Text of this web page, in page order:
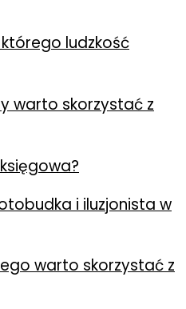
ludzkość
warto skorzystać z
i iluzjonista w
warto skorzystać z